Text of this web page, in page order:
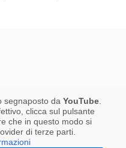
segnaposto da YouTube
clicca sul pulsante
che in questo modo si
di terze parti.